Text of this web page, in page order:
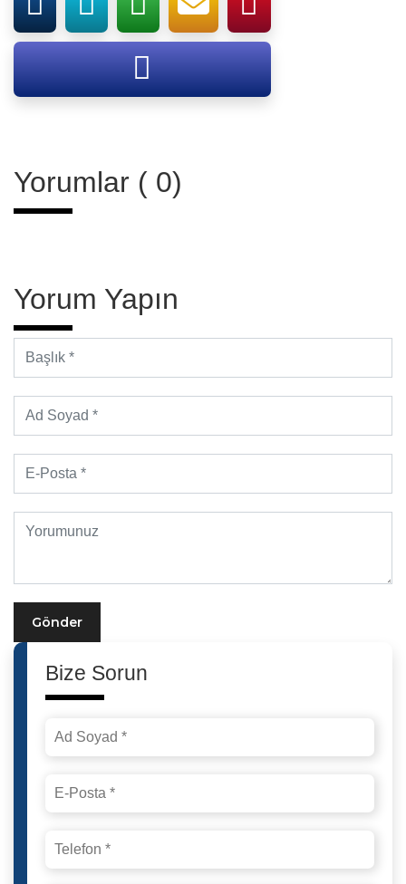
Yorumlar ( 0)
Yorum Yapın
Gönder
Bize Sorun